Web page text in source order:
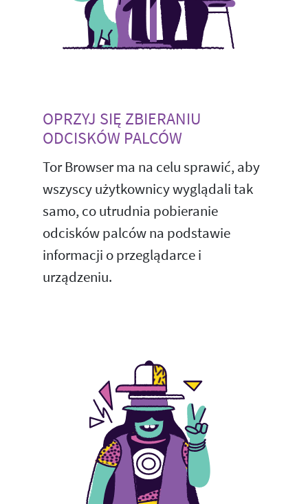
OPRZYJ SIĘ ZBIERANIU
ODCISKÓW PALCÓW
Tor Browser ma na celu sprawić, aby
wszyscy użytkownicy wyglądali tak
samo, co utrudnia pobieranie
odcisków palców na podstawie
informacji o przeglądarce i
urządzeniu.